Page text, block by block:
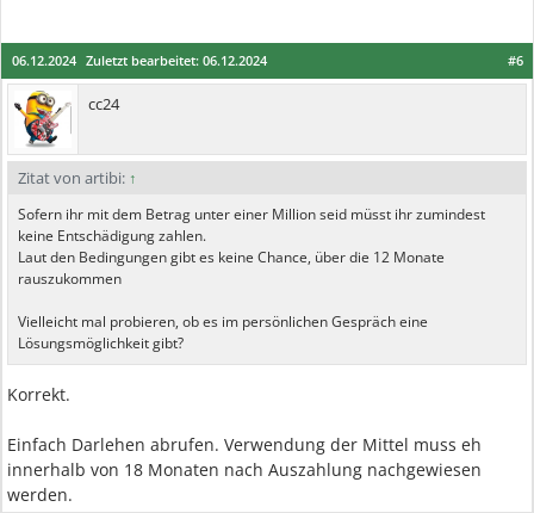
#6
06.12.2024 Zuletzt bearbeitet: 06.12.2024
cc24
Zitat von artibi: ↑
Sofern ihr mit dem Betrag unter einer Million seid müsst ihr zumindest
keine Entschädigung zahlen.
Laut den Bedingungen gibt es keine Chance, über die 12 Monate
rauszukommen
Vielleicht mal probieren, ob es im persönlichen Gespräch eine
Lösungsmöglichkeit gibt?
Korrekt.
Einfach Darlehen abrufen. Verwendung der Mittel muss eh
innerhalb von 18 Monaten nach Auszahlung nachgewiesen
werden.